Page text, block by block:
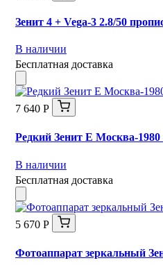
Зенит 4 + Vega-3 2.8/50
В наличии
Бесплатная доставка
7 640 Р
Редкий Зенит Е Москва-
В наличии
Бесплатная доставка
5 670 Р
Фотоаппарат зеркальный